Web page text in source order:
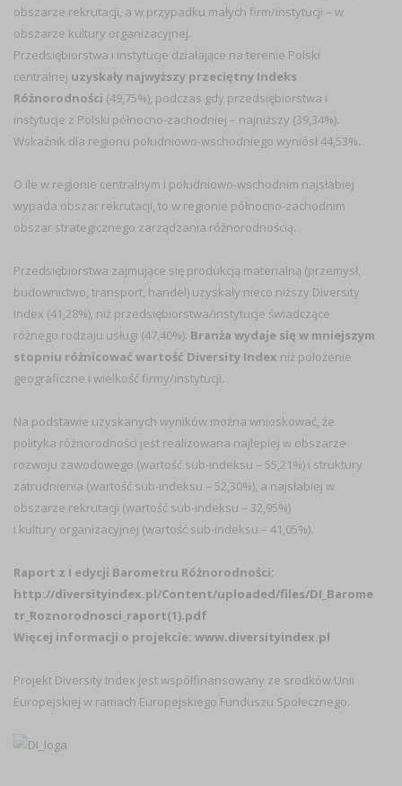
obszarze rekrutacji, a w przypadku małych firm/instytucji – w
obszarze kultury organizacyjnej.
Przedsiębiorstwa i instytucje działające na terenie Polski
centralnej uzyskały najwyższy przeciętny Indeks
Różnorodności (49,75%), podczas gdy przedsiębiorstwa i
instytucje z Polski północno-zachodniej – najniższy (39,34%).
Wskaźnik dla regionu południowo-wschodniego wyniósł 44,53%.
O ile w regionie centralnym i południowo-wschodnim najsłabiej
wypada obszar rekrutacji, to w regionie północno-zachodnim
obszar strategicznego zarządzania różnorodnością.
Przedsiębiorstwa zajmujące się produkcją materialną (przemysł,
budownictwo, transport, handel) uzyskały nieco niższy Diversity
Index (41,28%), niż przedsiębiorstwa/instytucje świadczące
różnego rodzaju usługi (47,40%). Branża wydaje się w mniejszym
stopniu różnicować wartość Diversity Index niż położenie
geograficzne i wielkość firmy/instytucji.
Na podstawie uzyskanych wyników można wnioskować, że
polityka różnorodności jest realizowana najlepiej w obszarze
rozwoju zawodowego (wartość sub-indeksu – 55,21%) i struktury
zatrudnienia (wartość sub-indeksu – 52,30%), a najsłabiej w
obszarze rekrutacji (wartość sub-indeksu – 32,95%)
i kultury organizacyjnej (wartość sub-indeksu – 41,05%).
Raport z I edycji Barometru Różnorodności:
http://diversityindex.pl/Content/uploaded/files/DI_Barome
tr_Roznorodnosci_raport(1).pdf
Więcej informacji o projekcie: www.diversityindex.pl
Projekt Diversity Index jest współfinansowany ze srodków Unii
Europejskiej w ramach Europejskiego Funduszu Społecznego.